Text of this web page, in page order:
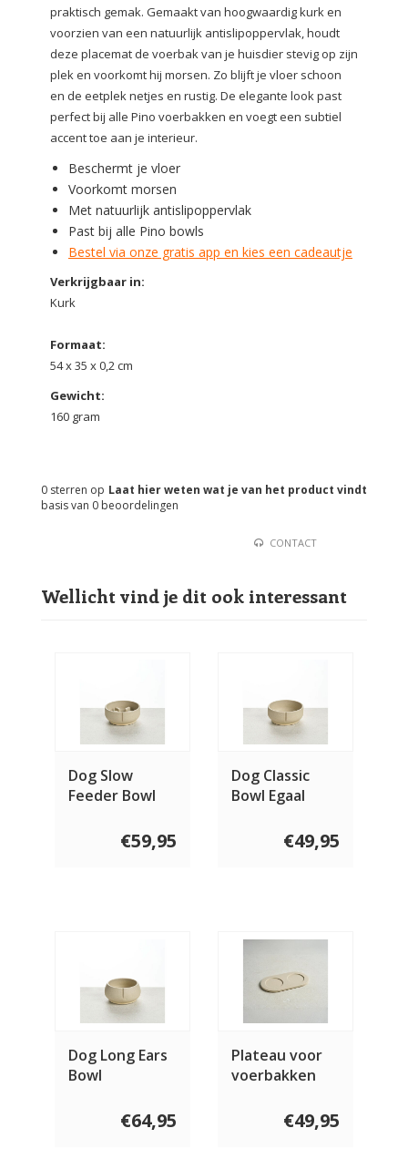
praktisch gemak. Gemaakt van hoogwaardig kurk en
voorzien van een natuurlijk antislipoppervlak, houdt
deze placemat de voerbak van je huisdier stevig op zijn
plek en voorkomt hij morsen. Zo blijft je vloer schoon
en de eetplek netjes en rustig. De elegante look past
perfect bij alle Pino voerbakken en voegt een subtiel
accent toe aan je interieur.
Beschermt je vloer
Voorkomt morsen
Met natuurlijk antislipoppervlak
Past bij alle Pino bowls
Bestel via onze gratis app en kies een cadeautje
Verkrijgbaar in:
Kurk
Formaat:
54 x 35 x 0,2 cm
Gewicht:
160 gram
Laat hier weten wat je van het product vindt
0 sterren op
basis van 0 beoordelingen
CONTACT
Wellicht vind je dit ook interessant
Dog Slow
Feeder Bowl
€59,95
Dog Classic
Bowl Egaal
€49,95
Dog Long Ears
Bowl
€64,95
Plateau voor
voerbakken
€49,95